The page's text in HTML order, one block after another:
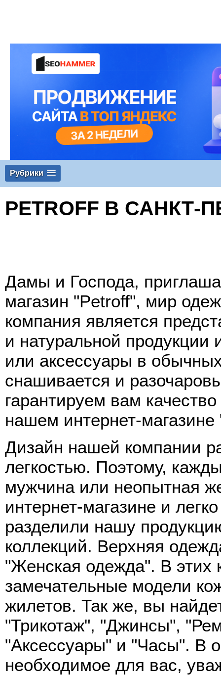
Рубрики
PETROFF В САНКТ-
Дамы и Господа,
магазин "Petroff", мир
компания является
и натуральной
или аксессуары в
снашивается и
гарантируем вам
нашем интернет-
Дизайн нашей компании
легкостью. Поэтому,
мужчина или неопытная
интернет-магазине и
разделили нашу
коллекций. Верхняя
"Женская одежда". В этих
замечательные модели
жилетов. Так же, вы
"Трикотаж", "Джинсы",
"Аксессуары" и "Часы". В
необходимое для вас,